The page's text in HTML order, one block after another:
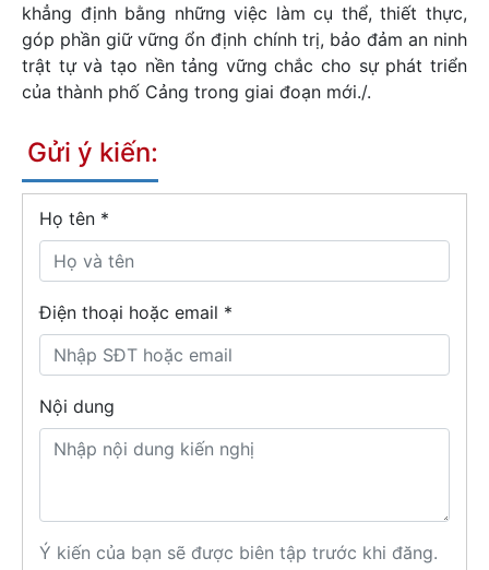
khẳng định bằng những việc làm cụ thể, thiết thực,
góp phần giữ vững ổn định chính trị, bảo đảm an ninh
trật tự và tạo nền tảng vững chắc cho sự phát triển
của thành phố Cảng trong giai đoạn mới./.
Gửi ý kiến:
Họ tên *
Điện thoại hoặc email *
Nội dung
Ý kiến của bạn sẽ được biên tập trước khi đăng.